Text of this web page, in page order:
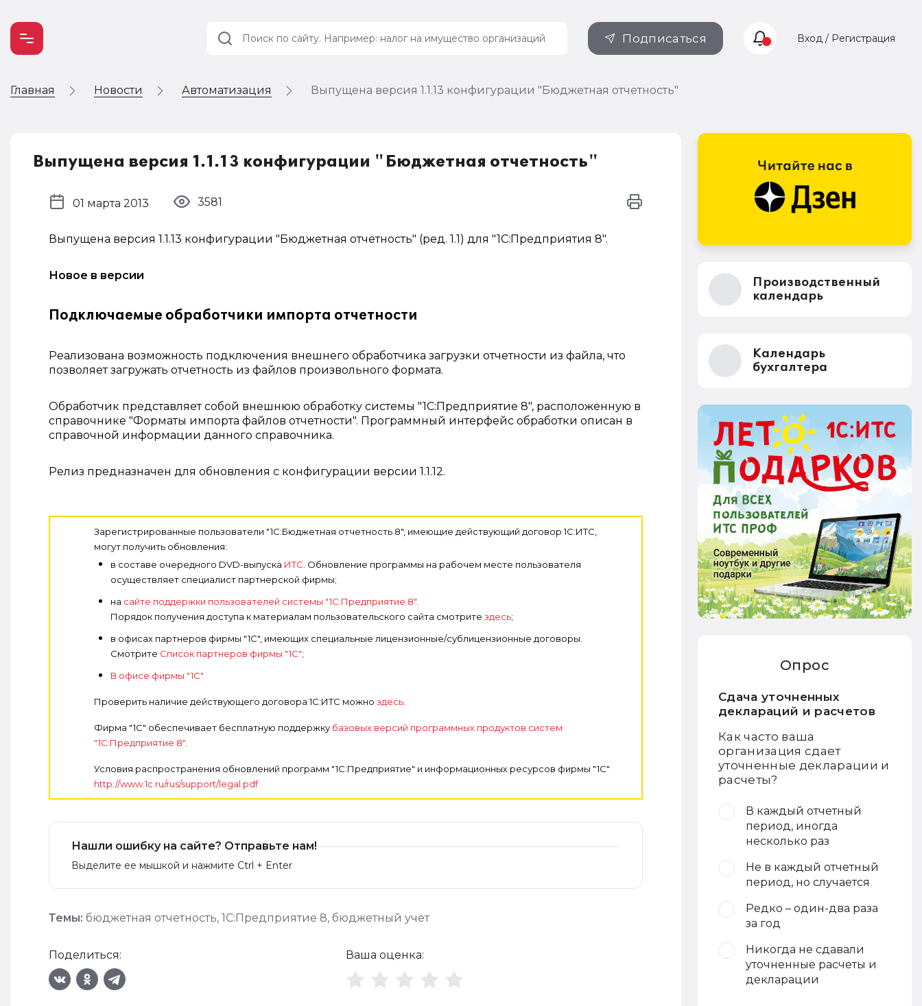
Подписаться Вход / Регистрация
Главная Новости Автоматизация Выпущена версия 1.1.13 конфигурации "Бюджетная отчетность"
Выпущена версия 1.1.13 конфигурации "Бюджетная отчетность"
01 марта 2013 3581
Выпущена версия 1.1.13 конфигурации "Бюджетная отчетность" (ред. 1.1) для "1С:Предприятия 8".
Новое в версии
Подключаемые обработчики импорта отчетности
Реализована возможность подключения внешнего обработчика загрузки отчетности из файла, что
позволяет загружать отчетность из файлов произвольного формата.
Обработчик представляет собой внешнюю обработку системы "1С:Предприятие 8", расположенную в
справочнике "Форматы импорта файлов отчетности". Программный интерфейс обработки описан в
справочной информации данного справочника.
Релиз предназначен для обновления с конфигурации версии 1.1.12.
Зарегистрированные пользователи "1С:Бюджетная отчетность 8", имеющие действующий договор 1С:ИТС,
могут получить обновления:
в составе очередного DVD-выпуска ИТС . Обновление программы на рабочем месте пользователя
осуществляет специалист партнерской фирмы;
на сайте поддержки пользователей системы "1С:Предприятие 8"
Порядок получения доступа к материалам пользовательского сайта смотрите здесь;
в офисах партнеров фирмы "1С", имеющих специальные лицензионные/сублицензионные договоры.
Смотрите Список партнеров фирмы "1С";
В офисе фирмы "1С"
Проверить наличие действующего договора 1С:ИТС можно здесь
Фирма "1С" обеспечивает бесплатную поддержку базовых версий программных продуктов систем
"1С:Предприятие 8"
Условия распространения обновлений программ "1С:Предприятие" и информационных ресурсов фирмы "1С"
http://www.1c.ru/rus/support/legal.pdf
Нашли ошибку на сайте? Отправьте нам!
Выделите ее мышкой и нажмите Ctrl + Enter
Темы: бюджетная отчетность, 1С:Предприятие 8, бюджетный учет
Поделиться: Ваша оценка:
Производственный
календарь
Календарь
бухгалтера
Опрос
Сдача уточненных
деклараций и расчетов
Как часто ваша
организация сдает
уточненные декларации и
расчеты?
В каждый отчетный
период, иногда
несколько раз
Не в каждый отчетный
период, но случается
Редко – один-два раза
за год
Никогда не сдавали
уточненные расчеты и
декларации
Учет и